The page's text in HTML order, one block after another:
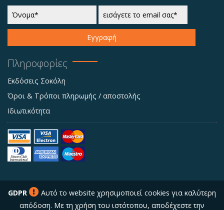
Εγγραφή
Πληροφορίες
Εκδόσεις Σοκόλη
Όροι & Τρόποι πληρωμής / αποστολής
Ιδιωτικότητα
GDPR
Αυτό το website χρησιμοποιεί cookies για καλύτερη
απόδοση. Με τη χρήση του ιστότοπου, αποδέχεστε την